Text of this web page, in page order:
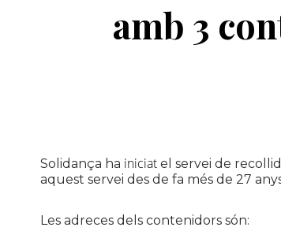
amb 3
Solidança ha iniciat el servei de
aquest servei des de fa més de 27
Les adreces dels contenidors són: